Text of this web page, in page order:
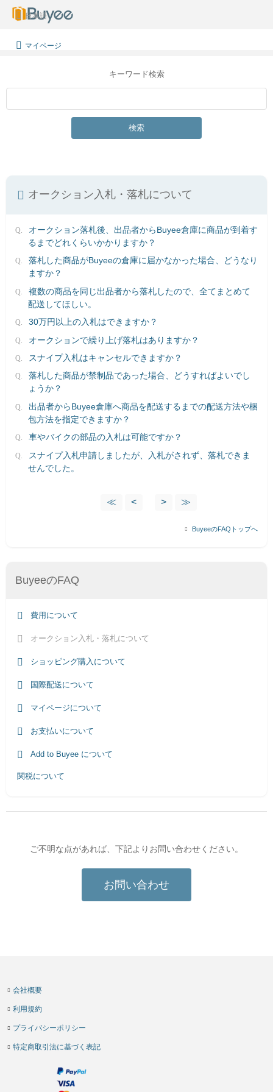
日本語
マイページ
キーワード検索
検索
BuyeeのFAQ
費用について
オークション入札・落札について
ショッピング購入について
国際配送について
マイページについて
お支払いについて
Add to Buyee について
関税について
オークション入札・落札について
オークション落札後、出品者からBuyee倉庫に商品が到着す
るまでどれくらいかかりますか？
落札した商品がBuyeeの倉庫に届かなかった場合、どうなり
ますか？
複数の商品を同じ出品者から落札したので、全てまとめて
配送してほしい。
30万円以上の入札はできますか？
オークションで繰り上げ落札はありますか？
スナイプ入札はキャンセルできますか？
落札した商品が禁制品であった場合、どうすればよいでし
ょうか？
出品者からBuyee倉庫へ商品を配送するまでの配送方法や梱
包方法を指定できますか？
車やバイクの部品の入札は可能ですか？
スナイプ入札申請しましたが、入札がされず、落札できま
せんでした。
≪ < > ≫
BuyeeのFAQトップへ
ご不明な点があれば、下記よりお問い合わせください。
お問い合わせ
会社概要
利用規約
プライバシーポリシー
特定商取引法に基づく表記